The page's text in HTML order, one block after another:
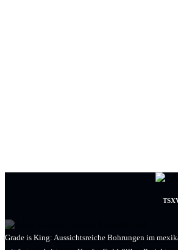
Grade is King: Aussichtsreiche Bohrungen im